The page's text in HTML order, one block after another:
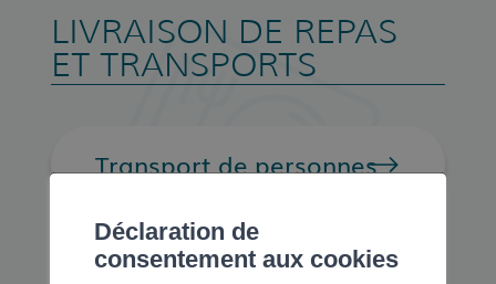
LIVRAISON DE REPAS
ET TRANSPORTS
Transport de personnes
Déclaration de
consentement aux cookies